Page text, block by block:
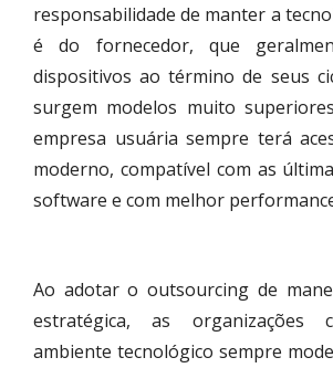
responsabilidade de manter a
é do fornecedor, que
dispositivos ao término de seus
surgem modelos muito
empresa usuária sempre terá
moderno, compatível com as
software e com melhor
Ao adotar o outsourcing de
estratégica, as organizações
ambiente tecnológico sempre